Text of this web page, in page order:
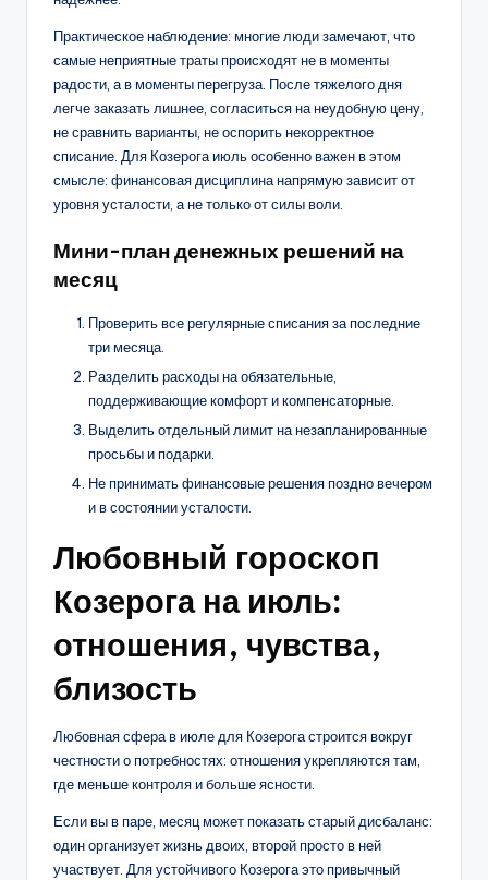
Практическое наблюдение: многие люди замечают, что
самые неприятные траты происходят не в моменты
радости, а в моменты перегруза. После тяжелого дня
легче заказать лишнее, согласиться на неудобную цену,
не сравнить варианты, не оспорить некорректное
списание. Для Козерога июль особенно важен в этом
смысле: финансовая дисциплина напрямую зависит от
уровня усталости, а не только от силы воли.
Мини-план денежных решений на
месяц
Проверить все регулярные списания за последние
три месяца.
Разделить расходы на обязательные,
поддерживающие комфорт и компенсаторные.
Выделить отдельный лимит на незапланированные
просьбы и подарки.
Не принимать финансовые решения поздно вечером
и в состоянии усталости.
Любовный гороскоп
Козерога на июль:
отношения, чувства,
близость
Любовная сфера в июле для Козерога строится вокруг
честности о потребностях: отношения укрепляются там,
где меньше контроля и больше ясности.
Если вы в паре, месяц может показать старый дисбаланс:
один организует жизнь двоих, второй просто в ней
участвует. Для устойчивого Козерога это привычный